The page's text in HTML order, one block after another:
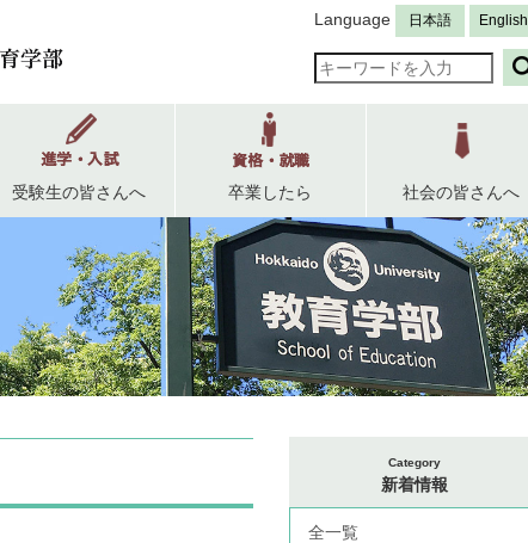
Language 日本語 English
受験生の皆さんへ 卒業したら 社会の皆さんへ
Category
新着情報
全一覧